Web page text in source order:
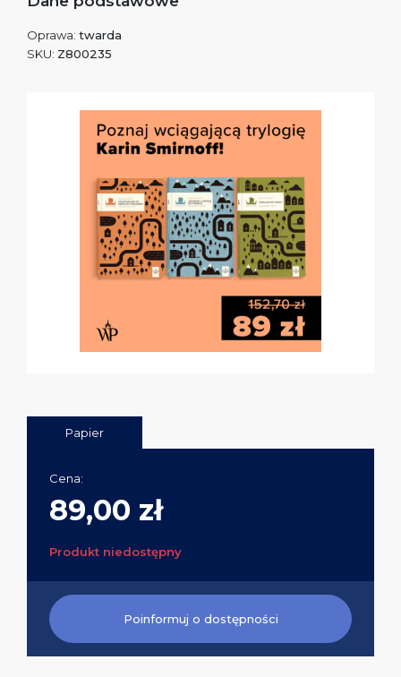
Oprawa: twarda
SKU: Z800235
Papier
Cena:
89,00 zł
Produkt niedostępny
Poinformuj o dostępności